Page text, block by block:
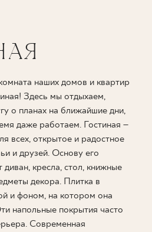
КУПИТЬ
О НАС
ПРОФИЛЬ
наших домов и квартир
Здесь мы отдыхаем,
о планах на ближайшие дни,
даже работаем. Гостиная –
всех, открытое и радостное
и друзей. Основу его
диван, кресла, стол, книжные
декора. Плитка в
и фоном, на котором она
напольные покрытия часто
Современная